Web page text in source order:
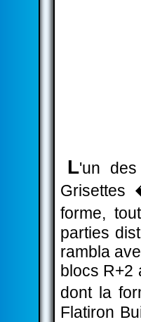
L'un
forme,
parties
rambla
blocs R+2
dont la
Flatiron